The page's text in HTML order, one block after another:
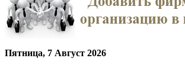
Пятница, 7 Август 2026